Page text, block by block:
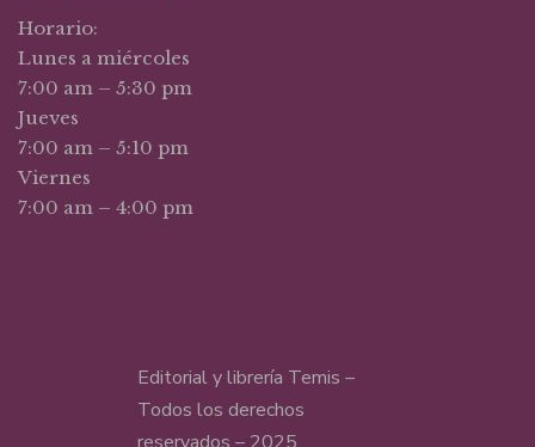
Horario:
Lunes a miércoles
7:00 am – 5:30 pm
Jueves
7:00 am – 5:10 pm
Viernes
7:00 am – 4:00 pm
Editorial y librería Temis –
Todos los derechos